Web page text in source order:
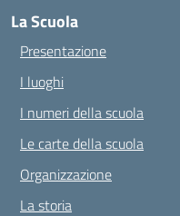
La Scuola
Presentazione
I luoghi
I numeri della scuola
Le carte della scuola
Organizzazione
La storia